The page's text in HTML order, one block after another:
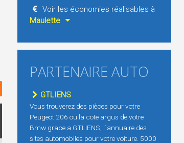
Voir les économies réalisables à
Maulette
PARTENAIRE AUTO
GTLIENS
Vous trouverez des pièces pour votre
Peugeot 206 ou la cote argus de votre
Bmw grace a GTLIENS, l´annuaire des
sites automobiles pour votre voiture. 5000